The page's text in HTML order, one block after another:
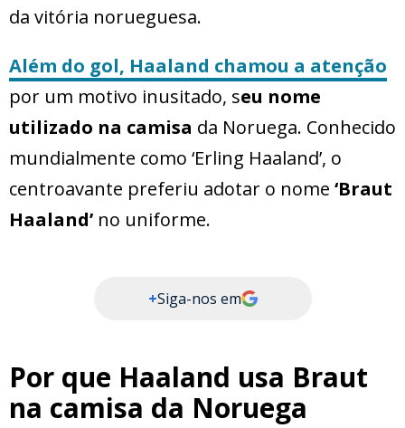
da vitória norueguesa.
Além do gol, Haaland chamou a atenção
por um motivo inusitado, seu nome
utilizado na camisa da Noruega. Conhecido
mundialmente como ‘Erling Haaland’, o
centroavante preferiu adotar o nome ‘Braut
Haaland’ no uniforme.
+Siga-nos em
Por que Haaland usa Braut
na camisa da Noruega